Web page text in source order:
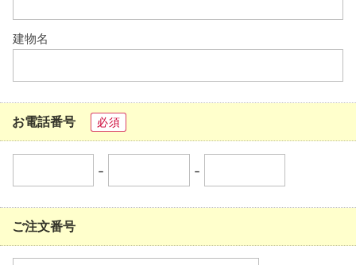
建物名
お電話番号 必須
- -
ご注文番号